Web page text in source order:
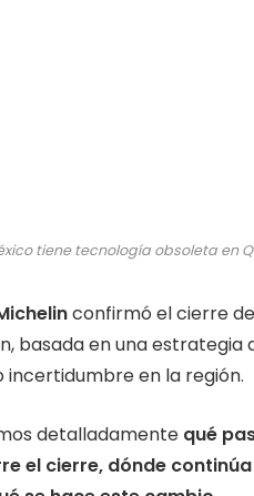
tiene tecnología obsoleta en
confirmó el cierre
basada en una
incertidumbre en la región.
detalladamente qué
el cierre, dónde